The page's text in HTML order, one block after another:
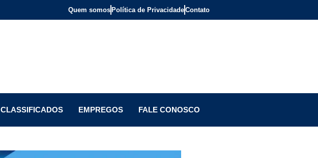
Quem somos Política de PrivacidadeContato
CLASSIFICADOS EMPREGOS FALE CONOSCO